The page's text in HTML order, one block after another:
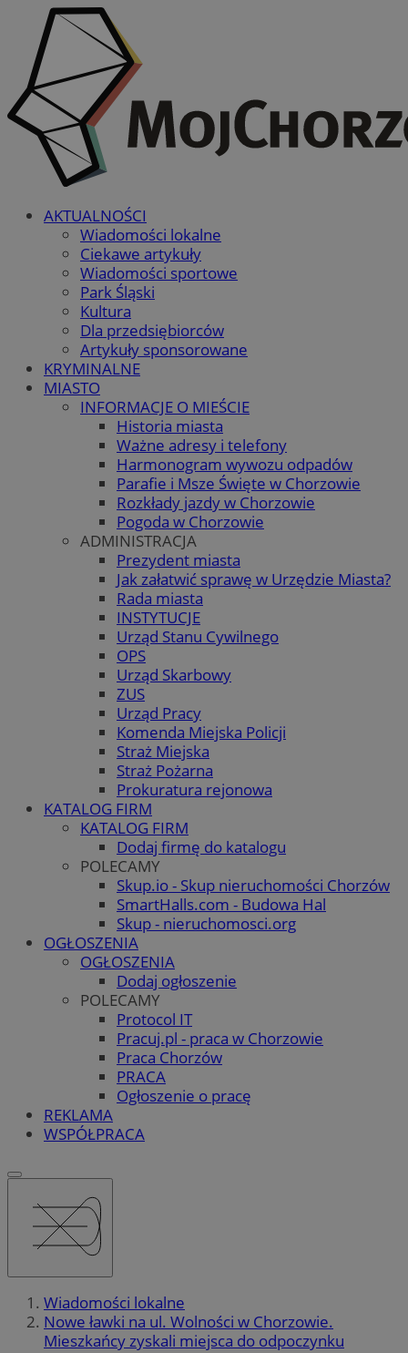
AKTUALNOŚCI
Wiadomości lokalne
Ciekawe artykuły
Wiadomości sportowe
Park Śląski
Kultura
Dla przedsiębiorców
Artykuły sponsorowane
KRYMINALNE
MIASTO
INFORMACJE O MIEŚCIE
Historia miasta
Ważne adresy i telefony
Harmonogram wywozu odpadów
Parafie i Msze Święte w Chorzowie
Rozkłady jazdy w Chorzowie
Pogoda w Chorzowie
ADMINISTRACJA
Prezydent miasta
Jak załatwić sprawę w Urzędzie Miasta?
Rada miasta
INSTYTUCJE
Urząd Stanu Cywilnego
OPS
Urząd Skarbowy
ZUS
Urząd Pracy
Komenda Miejska Policji
Straż Miejska
Straż Pożarna
Prokuratura rejonowa
KATALOG FIRM
KATALOG FIRM
Dodaj firmę do katalogu
POLECAMY
Skup.io - Skup nieruchomości Chorzów
SmartHalls.com - Budowa Hal
Skup - nieruchomosci.org
OGŁOSZENIA
OGŁOSZENIA
Dodaj ogłoszenie
POLECAMY
Protocol IT
Pracuj.pl - praca w Chorzowie
Praca Chorzów
PRACA
Ogłoszenie o pracę
REKLAMA
WSPÓŁPRACA
Wiadomości lokalne
Nowe ławki na ul. Wolności w Chorzowie.
Mieszkańcy zyskali miejsca do odpoczynku